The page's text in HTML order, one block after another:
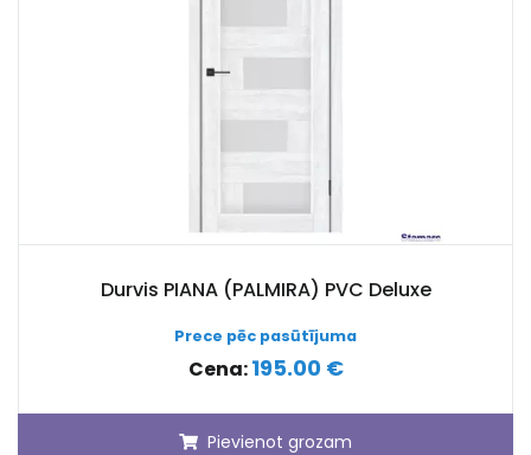
Durvis PIANA (PALMIRA) PVC Deluxe
Prece pēc pasūtījuma
Cena:195.00 €
Pievienot grozam